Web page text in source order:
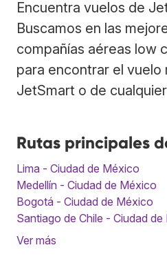
Encuentra vuelos de
Buscamos en las
compañías aéreas low
para encontrar el vuelo
JetSmart o de
Rutas principales
Lima - Ciudad de México
Medellín - Ciudad de México
Bogotá - Ciudad de México
Santiago de Chile - Ciudad
Ver más